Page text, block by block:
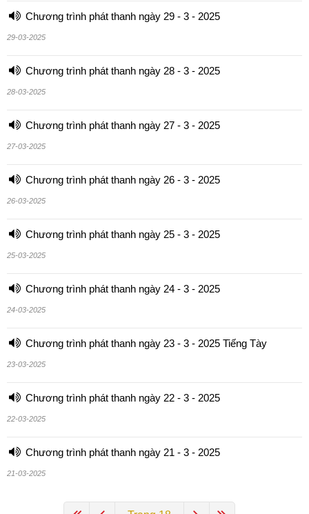
Chương trình phát thanh ngày 29 - 3 - 2025
29-03-2025
Chương trình phát thanh ngày 28 - 3 - 2025
28-03-2025
Chương trình phát thanh ngày 27 - 3 - 2025
27-03-2025
Chương trình phát thanh ngày 26 - 3 - 2025
26-03-2025
Chương trình phát thanh ngày 25 - 3 - 2025
25-03-2025
Chương trình phát thanh ngày 24 - 3 - 2025
24-03-2025
Chương trình phát thanh ngày 23 - 3 - 2025 Tiếng Tày
23-03-2025
Chương trình phát thanh ngày 22 - 3 - 2025
22-03-2025
Chương trình phát thanh ngày 21 - 3 - 2025
21-03-2025